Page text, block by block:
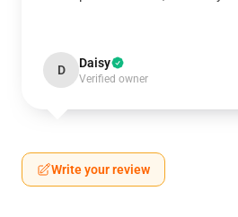
D Daisy
Verified owner
Write your review